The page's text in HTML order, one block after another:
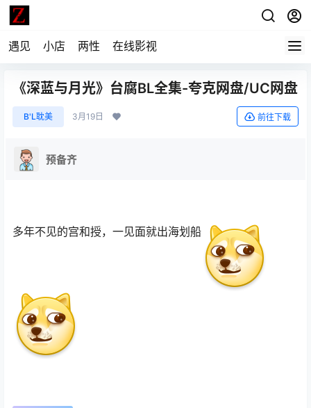
遇见 小店 两性 在线影视
《深蓝与月光》台腐BL全集-夸克网盘/UC网盘
B'L耽美 3月19日 前往下载
预备齐
多年不见的宫和授，一见面就出海划船